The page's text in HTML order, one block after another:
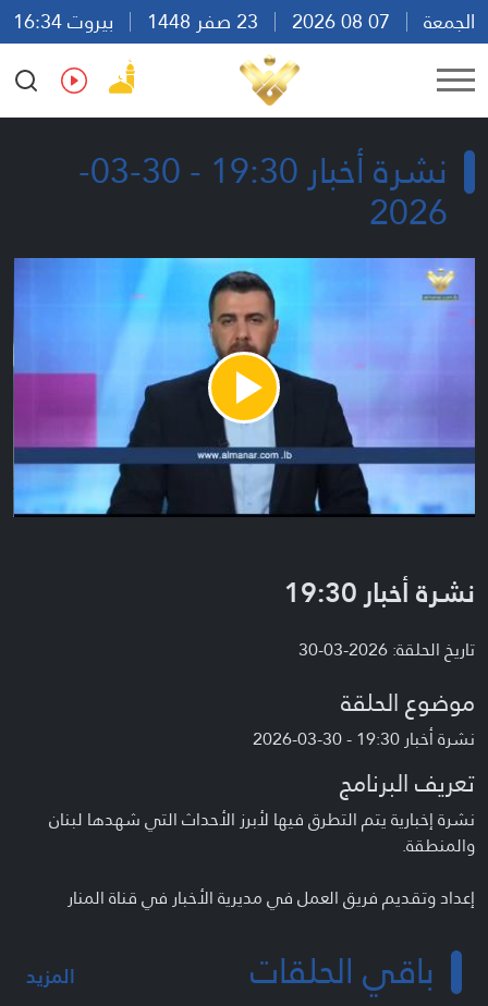
الجمعة
بيروت 16:34
Ar
En Fr Es
نشرة أخبار 19:30 - 30-03-
2026
Play
Video
نشرة أخبار 19:30
تاريخ الحلقة: 2026-03-30
موضوع الحلقة
نشرة أخبار 19:30 - 30-03-2026
تعريف البرنامج
نشرة إخبارية يتم التطرق فيها لأبرز الأحداث التي شهدها لبنان
والمنطقة.
إعداد وتقديم فريق العمل في مديرية الأخبار في قناة المنار
باقي الحلقات المزيد